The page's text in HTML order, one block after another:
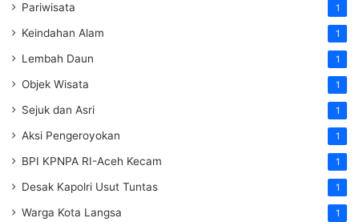
Pariwisata 1
Keindahan Alam 1
Lembah Daun 1
Objek Wisata 1
Sejuk dan Asri 1
Aksi Pengeroyokan 1
BPI KPNPA RI-Aceh Kecam 1
Desak Kapolri Usut Tuntas 1
Warga Kota Langsa 1